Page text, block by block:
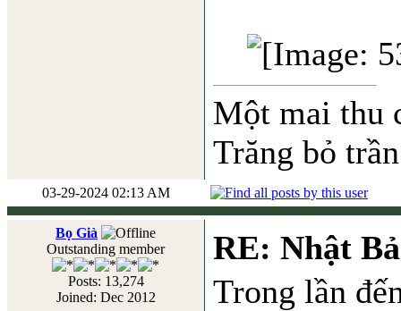
Một mai thu
Trăng bỏ
03-29-2024 02:13 AM
Bọ Già
Outstanding member
Posts: 13,274
Joined: Dec 2012
RE: Nhật
Trong lần